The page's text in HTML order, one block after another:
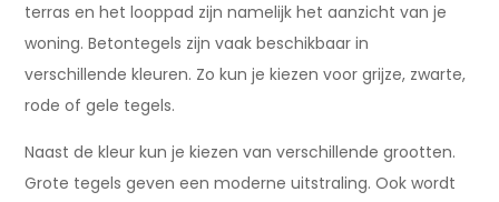
terras en het looppad zijn namelijk het aanzicht van je
woning. Betontegels zijn vaak beschikbaar in
verschillende kleuren. Zo kun je kiezen voor grijze, zwarte,
rode of gele tegels.
Naast de kleur kun je kiezen van verschillende grootten.
Grote tegels geven een moderne uitstraling. Ook wordt